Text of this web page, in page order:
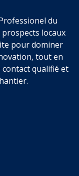
du
locaux
pour dominer
tout en
qualifié et